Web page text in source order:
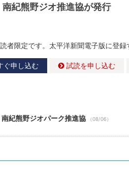
紀熊野ジオ推進協が発行
者限定です。太平洋新聞電子版に登録
ぐ申し込む 試読を申し込む
紀熊野ジオパーク推進協 （08/06）